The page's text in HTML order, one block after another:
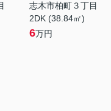
志木市柏町３丁目
2DK (38.84㎡)
6万円